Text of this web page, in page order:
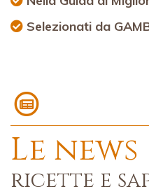
Selezionati da
Le news
ricette e